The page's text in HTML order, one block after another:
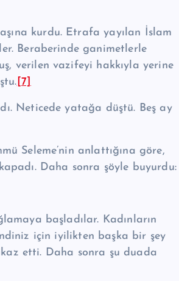
kur­du. Etrafa yayılan İslam
Beraberinde ganimetlerle
verilen vazifeyi hakkıyla yerine
[7]
Neti­cede yatağa düştü. Beş ay
Se­le­me’nin anlattığına göre,
Daha sonra şöyle buyurdu:
başladılar. Kadınların
için iyilikten başka bir şey
etti. Daha sonra şu duada